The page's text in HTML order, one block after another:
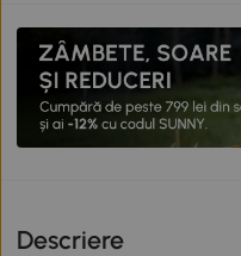
Descriere